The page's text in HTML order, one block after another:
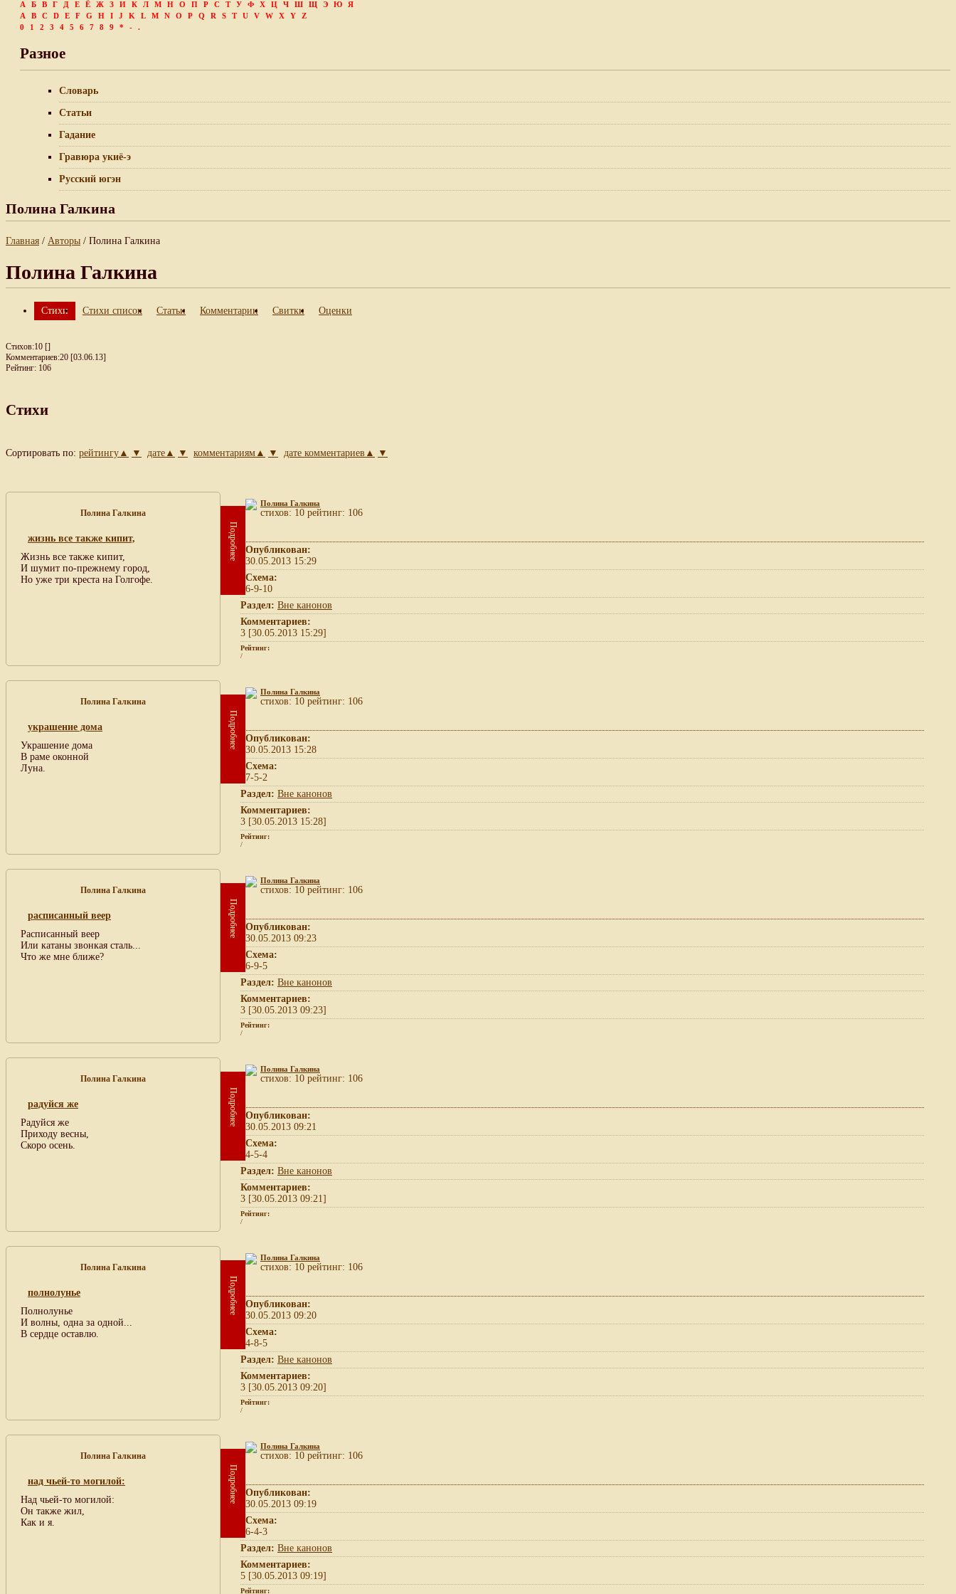
А Б В Г Д Е Ё Ж З И К Л М Н О П Р С Т У Ф Х Ц Ч Ш Щ Э Ю
Я
A
B C D E F G H I J K L M N O P Q R S T U V W X Y
Z
0
1 2 3 4 5 6 7 8 9 * - .
Разное
Словарь
Статьи
Гадание
Гравюра укиё-э
Русский югэн
Полина Галкина
Главная / Авторы / Полина Галкина
Полина Галкина
Стихи Стихи список Статьи Комментарии Свитки Оценки
Стихов:10 []
Комментариев:20 [03.06.13]
Рейтинг: 106
Стихи
Сортировать по: рейтингу▲ ▼ дате▲ ▼ комментариям▲ ▼ дате комментариев▲ ▼
Полина Галкина
жизнь все также кипит,
Жизнь все также кипит,
И шумит по-прежнему город,
Но уже три креста на Голгофе.
Подробнее
Полина Галкина
cтихов: 10 рейтинг: 106
Опубликован:
30.05.2013 15:29
Схема:
6-9-10
Раздел: Вне канонов
Комментариев:
3 [30.05.2013 15:29]
Рейтинг:
/
Полина Галкина
украшение дома
Украшение дома
В раме оконной
Луна.
Подробнее
Полина Галкина
cтихов: 10 рейтинг: 106
Опубликован:
30.05.2013 15:28
Схема:
7-5-2
Раздел: Вне канонов
Комментариев:
3 [30.05.2013 15:28]
Рейтинг:
/
Полина Галкина
расписанный веер
Расписанный веер
Или катаны звонкая сталь...
Что же мне ближе?
Подробнее
Полина Галкина
cтихов: 10 рейтинг: 106
Опубликован:
30.05.2013 09:23
Схема:
6-9-5
Раздел: Вне канонов
Комментариев:
3 [30.05.2013 09:23]
Рейтинг:
/
Полина Галкина
радуйся же
Радуйся же
Приходу весны,
Скоро осень.
Подробнее
Полина Галкина
cтихов: 10 рейтинг: 106
Опубликован:
30.05.2013 09:21
Схема:
4-5-4
Раздел: Вне канонов
Комментариев:
3 [30.05.2013 09:21]
Рейтинг:
/
Полина Галкина
полнолунье
Полнолунье
И волны, одна за одной...
В сердце оставлю.
Подробнее
Полина Галкина
cтихов: 10 рейтинг: 106
Опубликован:
30.05.2013 09:20
Схема:
4-8-5
Раздел: Вне канонов
Комментариев:
3 [30.05.2013 09:20]
Рейтинг:
/
Полина Галкина
над чьей-то могилой:
Над чьей-то могилой:
Он также жил,
Как и я.
Подробнее
Полина Галкина
cтихов: 10 рейтинг: 106
Опубликован:
30.05.2013 09:19
Схема:
6-4-3
Раздел: Вне канонов
Комментариев:
5 [30.05.2013 09:19]
Рейтинг: